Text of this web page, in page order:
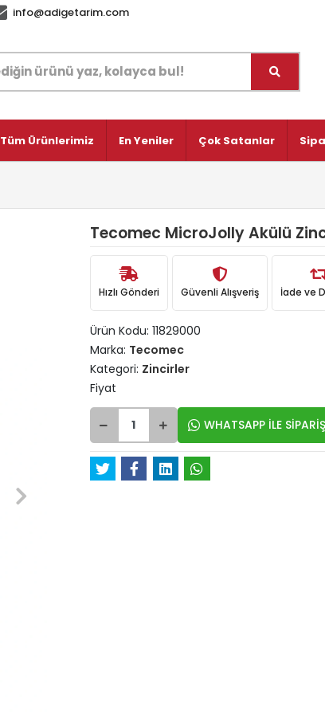
info@adigetarim.com
Tüm Ürünlerimiz En Yeniler Çok Satanlar
Tecomec MicroJolly Akülü
Hızlı Gönderi Güvenli Alışveriş İade ve
Ürün Kodu: 11829000
Marka: Tecomec
Kategori: Zincirler
Fiyat
WHATSAPP İLE